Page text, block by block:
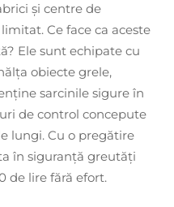
și centre de
Ce face ca aceste
Ele sunt echipate cu
obiecte grele,
sarcinile sigure în
de control concepute
lungi. Cu o pregătire
în siguranță greutăți
de lire fără efort.